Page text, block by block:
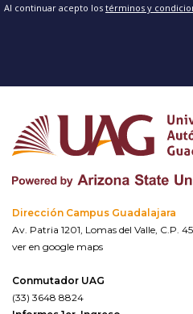
Al continuar acepto los términos y
Dirección Campus Guadalajara
Av. Patria 1201, Lomas del Valle, C.P.
ver en google maps
Conmutador UAG
(33) 3648 8824